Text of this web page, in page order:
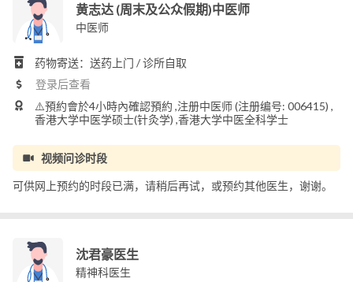
黄志达 (周末及公众假期)中医师
中医师
药物寄送：送药上门 / 诊所自取
登录后查看
⚠️預約會於4小時內確認預約 ,注册中医师 (注册编号: 006415) ,
香港大学中医学硕士(针灸学) ,香港大学中医全科学士
视频问诊时段
可供网上预约的时段已满，请稍后再试，或预约其他医生，谢谢。
沈君豪医生
精神科医生